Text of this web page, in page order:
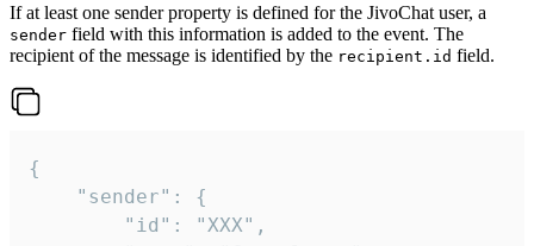
If at least one sender property is defined for the JivoChat user, a
sender field with this information is added to the event. The
recipient of the message is identified by the recipient.id field.
{